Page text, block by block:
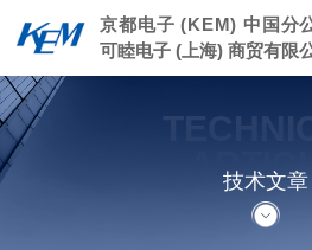
京都电子 (KEM) 中国分
可睦电子 (上海) 商贸有限
技术文章